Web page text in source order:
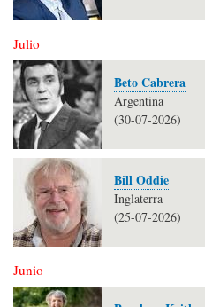
Julio
Beto Cabrera
Argentina
(30-07-2026)
Bill Oddie
Inglaterra
(25-07-2026)
Junio